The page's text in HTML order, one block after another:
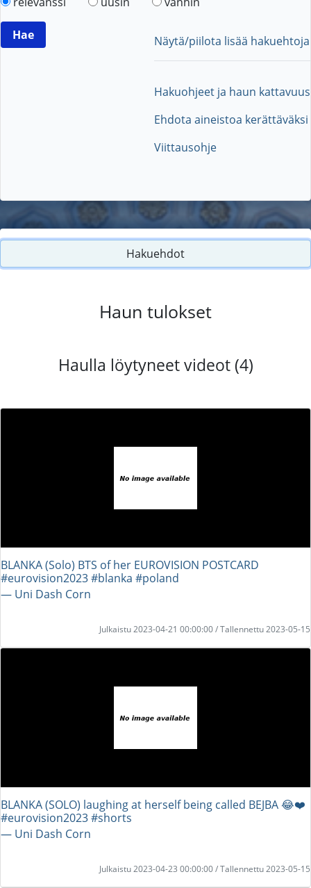
Näytä/piilota lisää hakuehtoja
Hakuohjeet ja haun kattavuus
Ehdota aineistoa kerättäväksi
Viittausohje
Hakuehdot
Haun tulokset
Haulla löytyneet videot (4)
BLANKA (Solo) BTS of her EUROVISION POSTCARD
#eurovision2023 #blanka #poland
― Uni Dash Corn
Julkaistu 2023-04-21 00:00:00 / Tallennettu 2023-05-15
BLANKA (SOLO) laughing at herself being called BEJBA 😂❤️
#eurovision2023 #shorts
― Uni Dash Corn
Julkaistu 2023-04-23 00:00:00 / Tallennettu 2023-05-15